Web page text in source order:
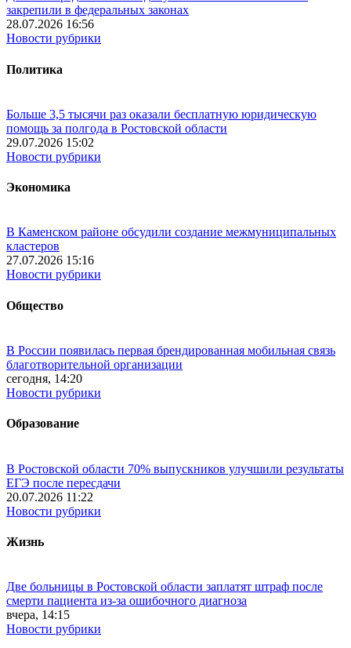
закрепили в федеральных законах
28.07.2026 16:56
Новости рубрики
Политика
Больше 3,5 тысячи раз оказали бесплатную юридическую
помощь за полгода в Ростовской области
29.07.2026 15:02
Новости рубрики
Экономика
В Каменском районе обсудили создание межмуниципальных
кластеров
27.07.2026 15:16
Новости рубрики
Общество
В России появилась первая брендированная мобильная связь
благотворительной организации
сегодня, 14:20
Новости рубрики
Образование
В Ростовской области 70% выпускников улучшили результаты
ЕГЭ после пересдачи
20.07.2026 11:22
Новости рубрики
Жизнь
Две больницы в Ростовской области заплатят штраф после
смерти пациента из-за ошибочного диагноза
вчера, 14:15
Новости рубрики